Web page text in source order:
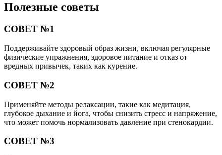
Полезные советы
СОВЕТ №1
Поддерживайте здоровый образ жизни, включая регулярные
физические упражнения, здоровое питание и отказ от
вредных привычек, таких как курение.
СОВЕТ №2
Применяйте методы релаксации, такие как медитация,
глубокое дыхание и йога, чтобы снизить стресс и напряжение,
что может помочь нормализовать давление при стенокардии.
СОВЕТ №3